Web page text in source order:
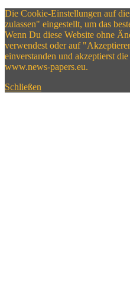
Die Cookie-Einstellungen auf
zulassen" eingestellt, um das
Wenn Du diese Website ohne
verwendest oder auf
einverstanden und akzeptierst
www.news-papers.eu.
Schließen